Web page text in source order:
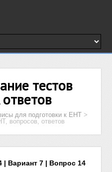
тестов
для подготовки к ЕНТ >
вопросов, ответов
| Вариант 7 | Вопрос 14